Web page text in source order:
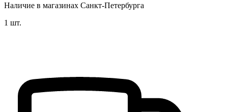
Наличие в магазинах Санкт-Петербурга
1 шт.